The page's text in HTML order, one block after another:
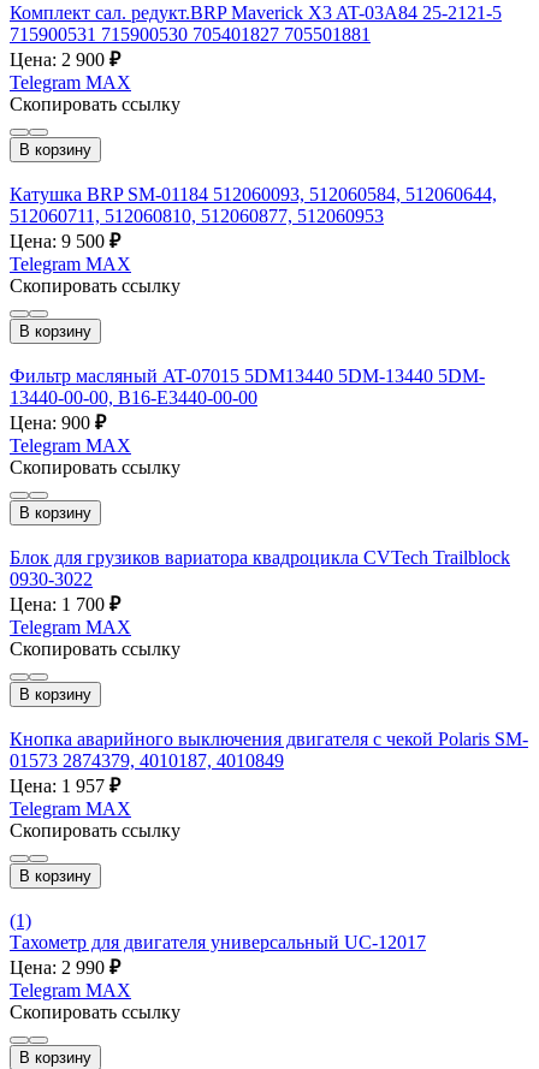
Комплект сал. редукт.BRP Maverick X3 AT-03A84 25-2121-5
715900531 715900530 705401827 705501881
Цена: 2 900 ₽
Telegram MAX
Скопировать ссылку
В корзину
Катушка BRP SM-01184 512060093, 512060584, 512060644,
512060711, 512060810, 512060877, 512060953
Цена: 9 500 ₽
Telegram MAX
Скопировать ссылку
В корзину
Фильтр масляный AT-07015 5DM13440 5DM-13440 5DM-
13440-00-00, B16-E3440-00-00
Цена: 900 ₽
Telegram MAX
Скопировать ссылку
В корзину
Блок для грузиков вариатора квадроцикла CVTech Trailblock
0930-3022
Цена: 1 700 ₽
Telegram MAX
Скопировать ссылку
В корзину
Кнопка аварийного выключения двигателя с чекой Polaris SM-
01573 2874379, 4010187, 4010849
Цена: 1 957 ₽
Telegram MAX
Скопировать ссылку
В корзину
(1)
Тахометр для двигателя универсальный UC-12017
Цена: 2 990 ₽
Telegram MAX
Скопировать ссылку
В корзину